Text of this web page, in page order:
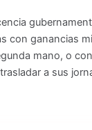
con ganancias
mano, o
a sus